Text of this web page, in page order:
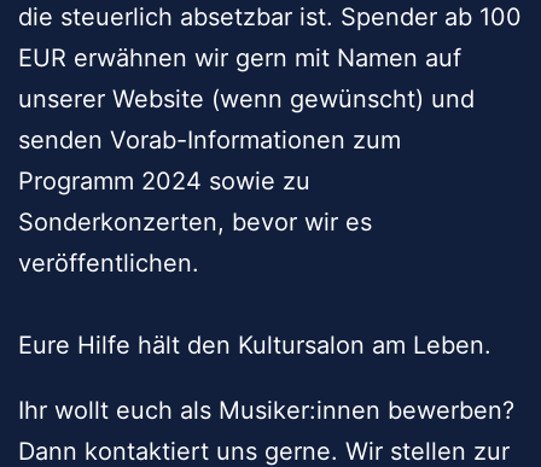
die steuerlich absetzbar ist. Spender ab 100
EUR erwähnen wir gern mit Namen auf
unserer Website (wenn gewünscht) und
senden Vorab-Informationen zum
Programm 2024 sowie zu
Sonderkonzerten, bevor wir es
veröffentlichen.
Eure Hilfe hält den Kultursalon am Leben.
Ihr wollt euch als Musiker:innen bewerben?
Dann kontaktiert uns gerne. Wir stellen zur